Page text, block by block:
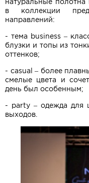
в коллекции
направлений:
- тема business –
блузки и топы из
оттенков;
- casual – более
смелые цвета и
день был особенным;
- party – одежда для
выходов.